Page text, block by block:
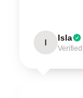
I Isla